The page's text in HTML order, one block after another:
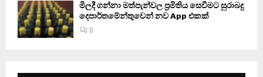
මිලදී ගන්නා මත්පැන්වල ප්‍රමිතිය සෙවීමට සුරාබදු
දෙපාර්තමේන්තුවෙන් නව App එකක්
0